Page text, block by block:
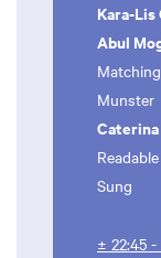
Kara-
Abul
Munster
Sung
± 22:45